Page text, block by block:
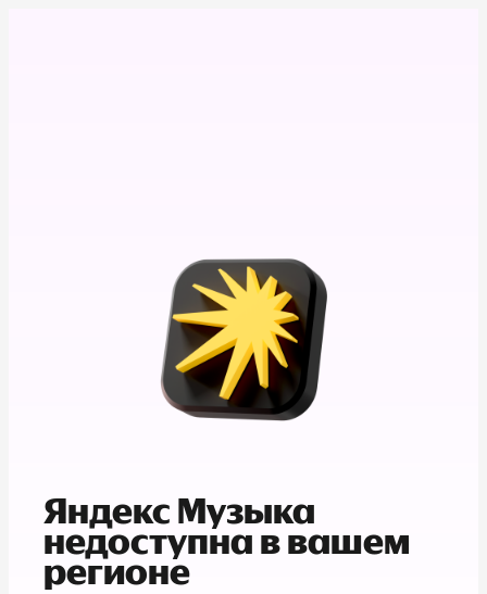
Яндекс Музыка
недоступна в вашем
регионе